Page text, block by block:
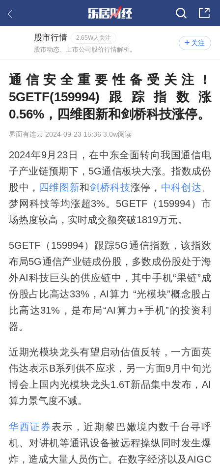
关注
股市行情 2.65W人关注
股市动态、上市公司股价行情解析。
通信安全重要性备受关注！
5GETF(159994)跟踪指数涨
0.56%，四维图新和剑桥科技涨停。
界面有连云 2024-09-23 15:36 3.0w阅读
2024年9月23日，在中东全面转向我国通信电
子产业链预期下，5G通信板块大涨。指数成份
股中， 四维图新和剑桥科技涨停， 中科创达、
梦网科技等均涨超3%。5GETF（159994）市
场热度较高，实时成交额突破1819万元。
5GETF（159994）跟踪5G通信指数，该指数
布局5G通信产业链成份股，多数成份股处于海
外AI科技巨头的供应链中，其中手机“果链”成
份股占比高达33%，AI算力 “光模块”概念股占
比高达31%，是布局“AI算力+手机”的投资利
器。
近期光模块龙头有望启动估值反转，一方面英
伟达表示B系列供不应求，另一方面9月中旬光
博会上国内光模块龙头1.6T新品集中发布，AI
算力景气度不减。
华西证券表示，近期黎巴嫩境内数千台寻呼
机、对讲机等通讯设备被远程操纵同时发生爆
炸，造成大量人员伤亡。在数字经济以及AIGC